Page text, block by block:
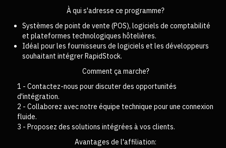
À qui s'adresse ce programme?
Systèmes de point de vente (POS), logiciels de comptabilité
et plateformes technologiques hôtelières.
Idéal pour les fournisseurs de logiciels et les développeurs
souhaitant intégrer RapidStock.
Comment ça marche?
1 - Contactez-nous pour discuter des opportunités
d'intégration.
2 - Collaborez avec notre équipe technique pour une connexion
fluide.
3 - Proposez des solutions intégrées à vos clients.
Avantages de l'affiliation: